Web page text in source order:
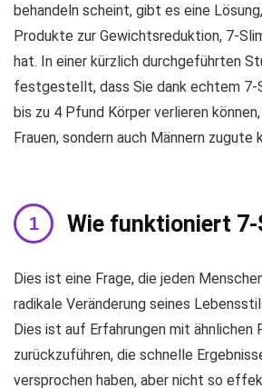
behandeln scheint, gibt es eine
Produkte zur Gewichtsreduktion, 7-
hat. In einer kürzlich durchgeführten
festgestellt, dass Sie dank echtem 7-
bis zu 4 Pfund Körper verlieren
Frauen, sondern auch Männern zugute
Wie funktioniert 7-
Dies ist eine Frage, die jeden
radikale Veränderung seines
Dies ist auf Erfahrungen mit ähnlichen
zurückzuführen, die schnelle
versprochen haben, aber nicht so